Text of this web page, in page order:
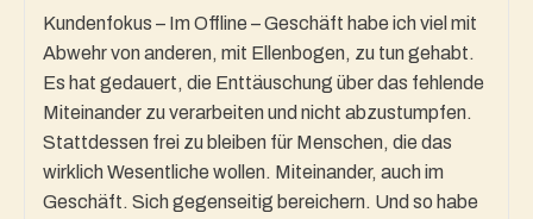
Kundenfokus – Im Offline – Geschäft habe ich viel mit
Abwehr von anderen, mit Ellenbogen, zu tun gehabt.
Es hat gedauert, die Enttäuschung über das fehlende
Miteinander zu verarbeiten und nicht abzustumpfen.
Stattdessen frei zu bleiben für Menschen, die das
wirklich Wesentliche wollen. Miteinander, auch im
Geschäft. Sich gegenseitig bereichern. Und so habe